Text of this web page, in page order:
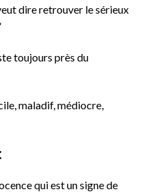
dire retrouver le sérieux
toujours près du
maladif, médiocre,
:
qui est un signe de